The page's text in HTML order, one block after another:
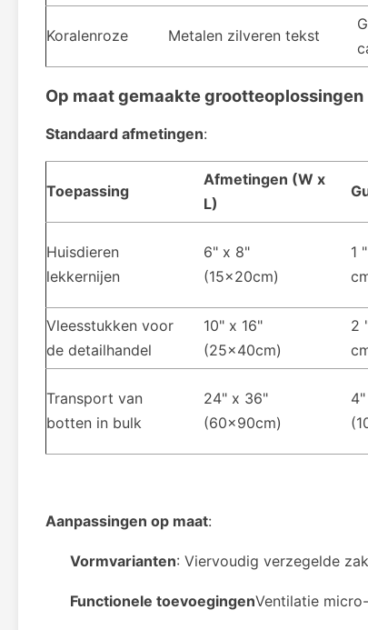
Koralenroze Metalen zilveren tekst
Op maat gemaakte grootteoplossingen
Standaard afmetingen:
Toepassing
Afmetingen (W x
L)
Huisdieren
lekkernijen
6" x 8"
(15x20cm)
1
Vleesstukken voor
de detailhandel
10" x 16"
(25x40cm)
2
Transport van
botten in bulk
24" x 36"
(60x90cm)
4"
Aanpassingen op maat:
Vormvarianten: Viervoudig verzegelde
Functionele toevoegingenVentilatie